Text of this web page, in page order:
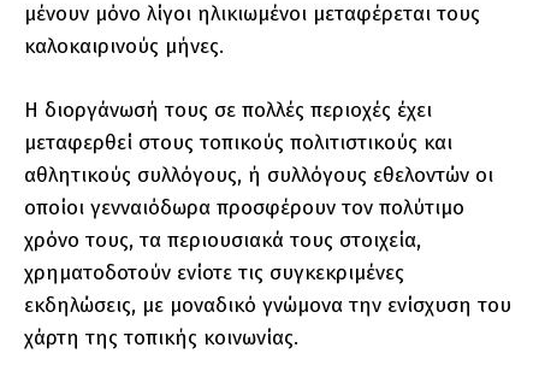
μένουν μόνο λίγοι ηλικιωμένοι μεταφέρεται τους
καλοκαιρινούς μήνες.
Η διοργάνωσή τους σε πολλές περιοχές έχει
μεταφερθεί στους τοπικούς πολιτιστικούς και
αθλητικούς συλλόγους, ή συλλόγους εθελοντών οι
οποίοι γενναιόδωρα προσφέρουν τον πολύτιμο
χρόνο τους, τα περιουσιακά τους στοιχεία,
χρηματοδοτούν ενίοτε τις συγκεκριμένες
εκδηλώσεις, με μοναδικό γνώμονα την ενίσχυση του
χάρτη της τοπικής κοινωνίας.